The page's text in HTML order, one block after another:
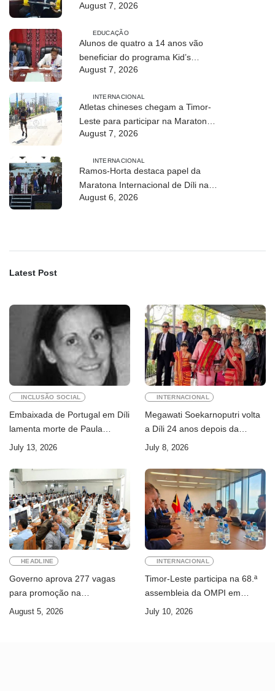
trimestre
August 7, 2026
EDUCAÇÃO
Alunos de quatro a 14 anos vão
beneficiar do programa Kid’s
Athletics
August 7, 2026
INTERNACIONAL
Atletas chineses chegam a Timor-
Leste para participar na Maratona
Internacional de Díli 2026
August 7, 2026
INTERNACIONAL
Ramos-Horta destaca papel da
Maratona Internacional de Díli na
mobilização da juventude
August 6, 2026
Latest Post
INCLUSÃO SOCIAL
Embaixada de Portugal em Díli
lamenta morte de Paula
Ferreira Pinto
July 13, 2026
INTERNACIONAL
Megawati Soekarnoputri volta
a Díli 24 anos depois da
primeira visita
July 8, 2026
HEADLINE
Governo aprova 277 vagas
para promoção na
Administração Pública
August 5, 2026
INTERNACIONAL
Timor-Leste participa na 68.ª
assembleia da OMPI em
Genebra
July 10, 2026